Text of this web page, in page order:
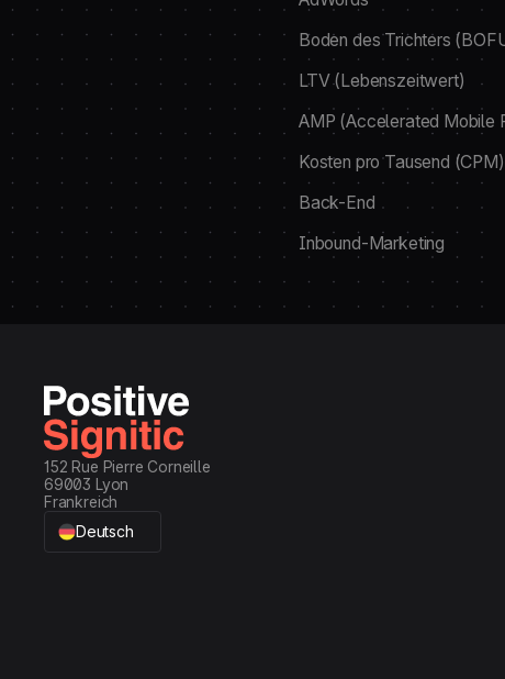
Boden des Trichters
LTV (Lebenszeitwert)
AMP (Accelerated Mobile
Kosten pro Tausend (CPM)
Back-End
Inbound-Marketing
152 Rue Pierre Corneille
69003 Lyon
Frankreich
Deutsch